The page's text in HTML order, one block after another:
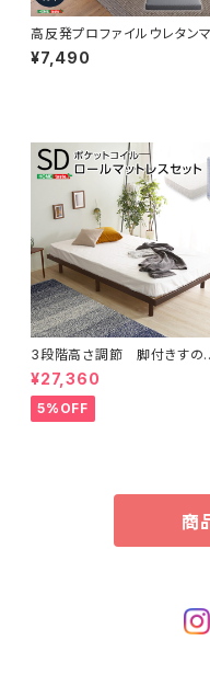
高反発プロファイルウレタン
トレス【Beleza10-ベレーザ・
ン-】(セミシングルショート)
¥7,490
3段階高さ調節 脚付きすの
ベッド(セミダブル) 【Lilitta-リ
ッタ-】(ポケットコイルロールマ
トレス付き) セミダブル
¥27,360
5%OFF
商